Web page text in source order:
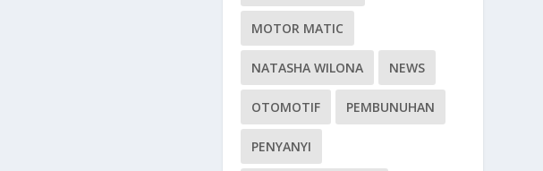
MOTOR MATIC
NATASHA WILONA NEWS
OTOMOTIF PEMBUNUHAN
PENYANYI